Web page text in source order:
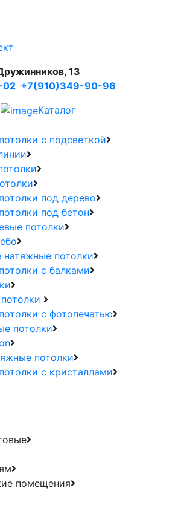
13
02 +7(910)349-90-96
Каталог
с подсветкой
под дерево
под бетон
потолки
потолки
с балками
с фотопечатью
потолки
потолки
с кристаллами
помещения